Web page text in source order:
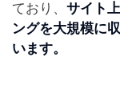
ており、 サイト
ングを大規模に
います。